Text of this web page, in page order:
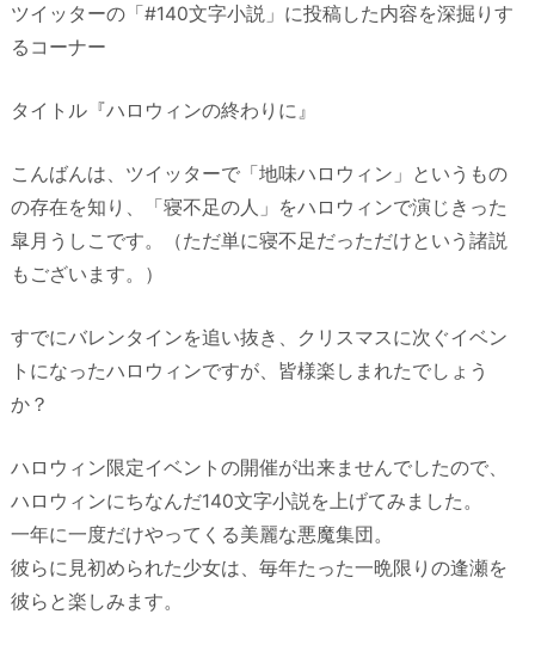
ツイッターの「#140文字小説」に投稿した内容を深掘りす
るコーナー
タイトル『ハロウィンの終わりに』
こんばんは、ツイッターで「地味ハロウィン」というもの
の存在を知り、「寝不足の人」をハロウィンで演じきった
皐月うしこです。（ただ単に寝不足だっただけという諸説
もございます。）
すでにバレンタインを追い抜き、クリスマスに次ぐイベン
トになったハロウィンですが、皆様楽しまれたでしょう
か？
ハロウィン限定イベントの開催が出来ませんでしたので、
ハロウィンにちなんだ140文字小説を上げてみました。
一年に一度だけやってくる美麗な悪魔集団。
彼らに見初められた少女は、毎年たった一晩限りの逢瀬を
彼らと楽しみます。